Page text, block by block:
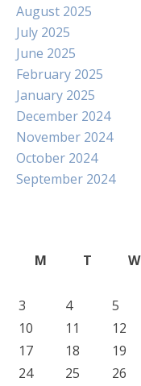
August 2025
July 2025
June 2025
February 2025
January 2025
December 2024
November 2024
October 2024
September 2024
M
T W
3
4 5
10
11 12
17
18 19
24
25 26